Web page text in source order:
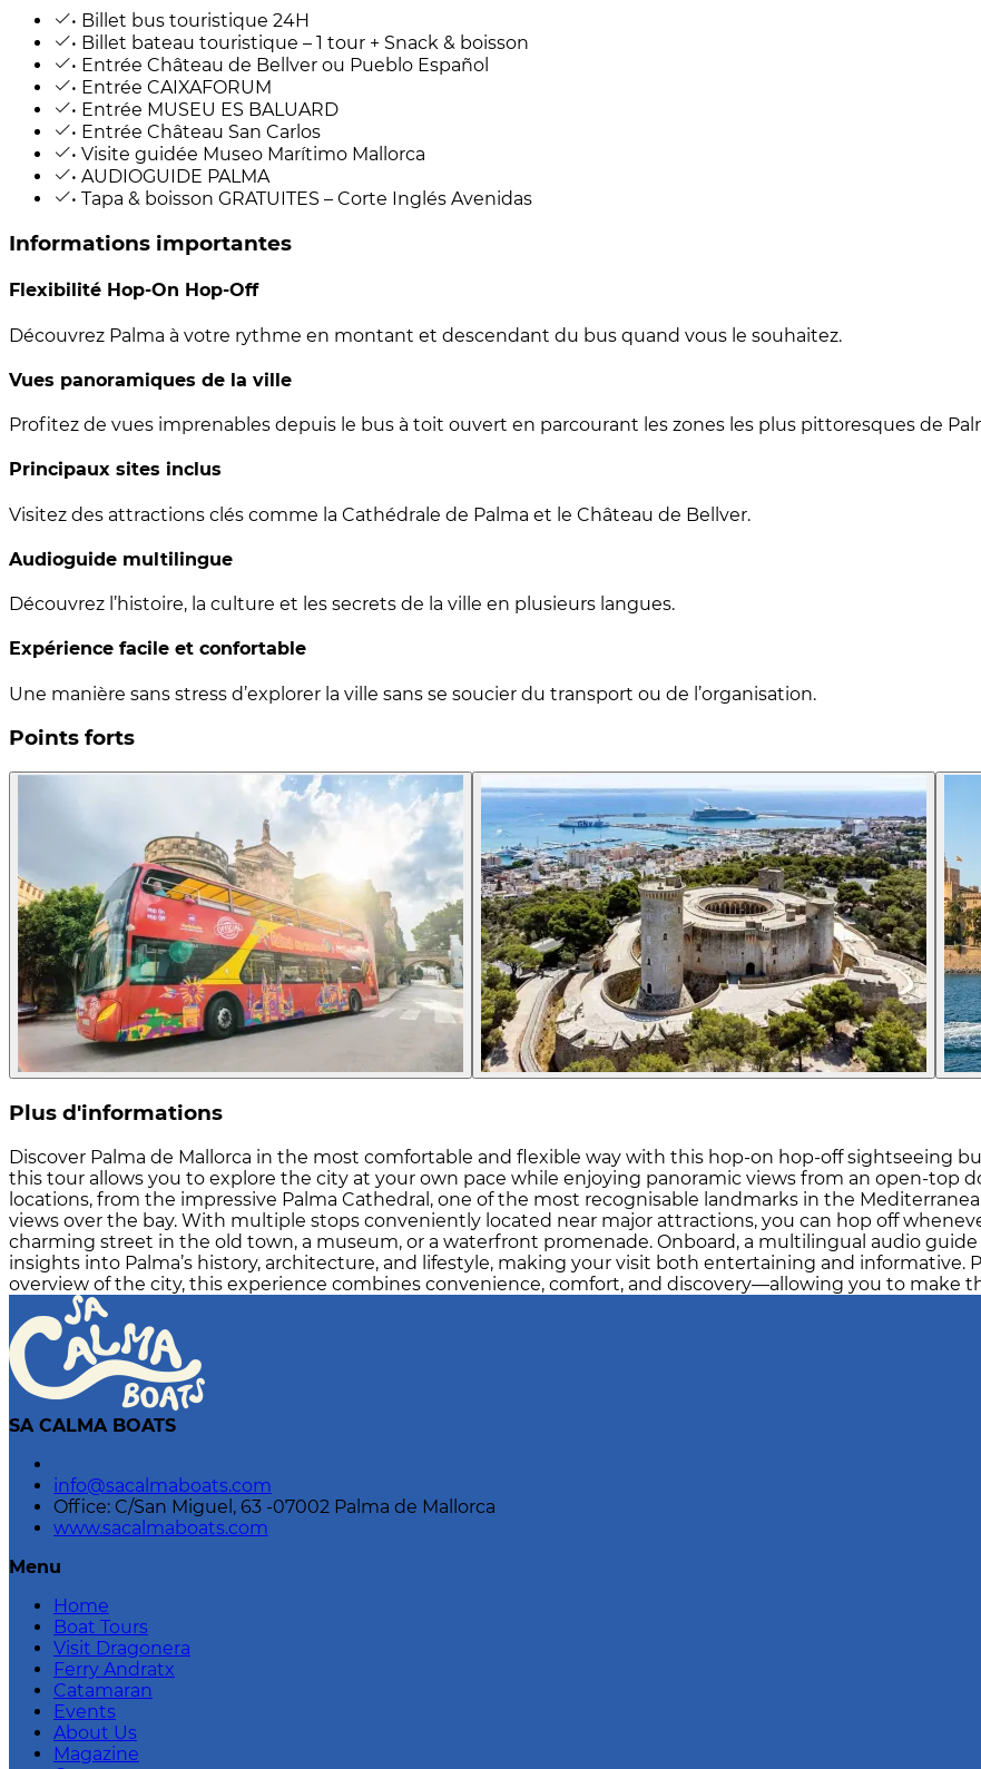
• Billet bus touristique 24H
• Billet bateau touristique – 1 tour + Snack & boisson
• Entrée Château de Bellver ou Pueblo Español
• Entrée CAIXAFORUM
• Entrée MUSEU ES BALUARD
• Entrée Château San Carlos
• Visite guidée Museo Marítimo Mallorca
• AUDIOGUIDE PALMA
• Tapa & boisson GRATUITES – Corte Inglés Avenidas
Informations importantes
Flexibilité Hop-On Hop-Off
Découvrez Palma à votre rythme en montant et descendant du bus quand vous le souhaitez.
Vues panoramiques de la ville
Profitez de vues imprenables depuis le bus à toit ouvert en parcourant les zones les plus pittoresques de
Principaux sites inclus
Visitez des attractions clés comme la Cathédrale de Palma et le Château de Bellver.
Audioguide multilingue
Découvrez l’histoire, la culture et les secrets de la ville en plusieurs langues.
Expérience facile et confortable
Une manière sans stress d’explorer la ville sans se soucier du transport ou de l’organisation.
Points forts
Plus d'informations
Discover Palma de Mallorca in the most comfortable and flexible way with this hop-on hop-off sightseeing
this tour allows you to explore the city at your own pace while enjoying panoramic views from an open-top
locations, from the impressive Palma Cathedral, one of the most recognisable landmarks in the
views over the bay. With multiple stops conveniently located near major attractions, you can hop off
charming street in the old town, a museum, or a waterfront promenade. Onboard, a multilingual audio
insights into Palma’s history, architecture, and lifestyle, making your visit both entertaining and informative.
overview of the city, this experience combines convenience, comfort, and discovery—allowing you to make
SA CALMA BOATS
info@sacalmaboats.com
Office: C/San Miguel, 63 -07002 Palma de Mallorca
www.sacalmaboats.com
Menu
Home
Boat Tours
Visit Dragonera
Ferry Andratx
Catamaran
Events
About Us
Magazine